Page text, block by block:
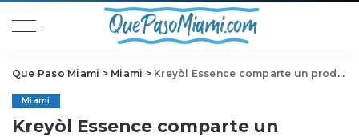
Que Paso Miami > Miami > Kreyòl Essence comparte un producto de belleza de aceite de ricino con Miami y ABC's Shark Tank
Miami
Kreyòl Essence comparte un